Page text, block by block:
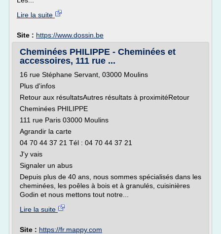
Lire la suite
Site : https://www.dossin.be
Cheminées PHILIPPE - Cheminées et
accessoires, 111 rue ...
16 rue Stéphane Servant, 03000 Moulins
Plus d'infos
Retour aux résultatsAutres résultats à proximitéRetour
Cheminées PHILIPPE
111 rue Paris 03000 Moulins
Agrandir la carte
04 70 44 37 21 Tél : 04 70 44 37 21
J'y vais
Signaler un abus
Depuis plus de 40 ans, nous sommes spécialisés dans les
cheminées, les poêles à bois et à granulés, cuisinières
Godin et nous mettons tout notre...
Lire la suite
Site : https://fr.mappy.com